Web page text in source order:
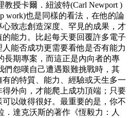
授卡爾．紐波特(Carl Newport )
work)也是同樣的看法，在他的論
致志創造深度、罕見的成果，才
能力。比起每天要回覆許多電子
能否成功更需要看他是否有能力
長期專案，而這正是內向者的專
們怨嘆自己遭遇艱難挑戰時，其
的特質、能力、經驗或天生多一
外向，才能爬上成功頂端；只要
以做得很好。最重要的是，你不
．達克沃斯的著作《恆毅力：人